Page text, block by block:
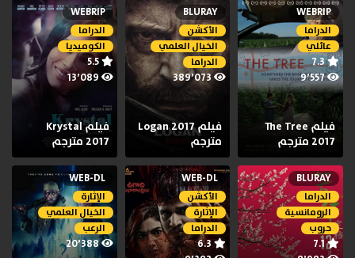
WEBRIP
الدراما
عائلي
7.3
9٬557
فيلم The Tree
2017 مترجم
BLURAY
الأكشن
الخيال العلمي
الدراما
389٬073
فيلم Logan 2017
مترجم
WEBRIP
الدراما
الكوميديا
5.5
فيلم Krystal
2017 مترجم
BLURAY
الدراما
الرومانسية
حروب
7.1
WEB-DL
الأكشن
الإثارة
الدراما
6.3
WEB-DL
الإثارة
الخيال العلمي
الرعب
20٬388